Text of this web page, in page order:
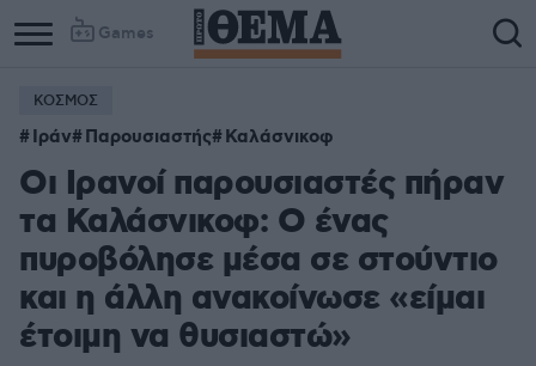
Games
ΚΟΣΜΟΣ
Ιράν Παρουσιαστής Καλάσνικοφ
Οι Ιρανοί παρουσιαστές πήραν
τα Καλάσνικοφ: Ο ένας
πυροβόλησε μέσα σε στούντιο
και η άλλη ανακοίνωσε «είμαι
έτοιμη να θυσιαστώ»